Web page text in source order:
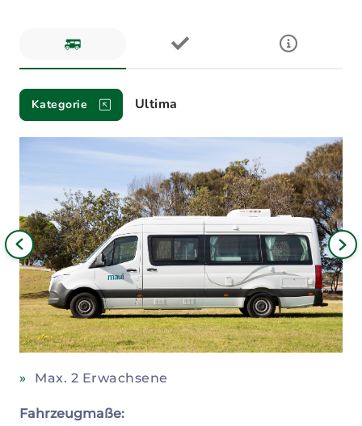
Fahrzeuge
Kategorie Ultima
Max. 2 Erwachsene
Fahrzeugmaße: